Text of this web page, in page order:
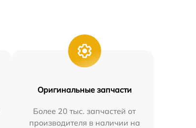
Оригинальные запчасти
Более 20 тыс. запчастей от
производителя в наличии на